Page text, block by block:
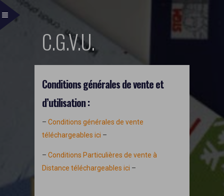
C.G.V.U.
Conditions générales de vente et
d’utilisation :
– Conditions générales de vente
téléchargeables ici –
– Conditions Particulières de vente à
Distance téléchargeables ici –